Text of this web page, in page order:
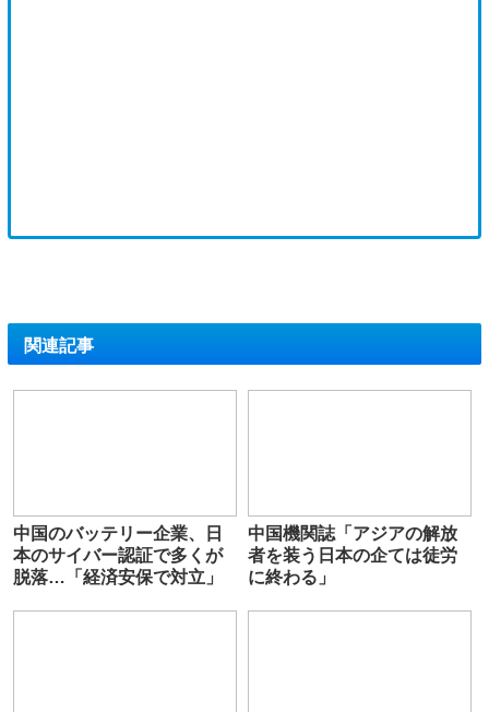
関連記事
中国のバッテリー企業、日
本のサイバー認証で多くが
脱落…「経済安保で対立」
中国機関誌「アジアの解放
者を装う日本の企ては徒労
に終わる」